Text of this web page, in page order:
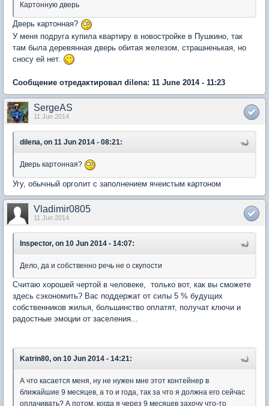
Картонную дверь
Дверь картонная?
У меня подруга купила квартиру в новостройке в Пушкино, так
там была деревянная дверь обитая железом, страшненькая, но
сносу ей нет.
Сообщение отредактировал dilena: 11 June 2014 - 11:23
SergeAS
11 Jun 2014
dilena, on 11 Jun 2014 - 08:21:
Дверь картонная?
Угу, обычный орголит с заполнением ячеистым картоном
Vladimir0805
11 Jun 2014
Inspector, on 10 Jun 2014 - 14:07:
Дело, да и собственно речь не о скупости
Считаю хорошей чертой в человеке, только вот, как вы сможете
здесь сэкономить? Вас поддержат от силы 5 % будущих
собственников жилья, большинство оплатят, получат ключи и
радостные эмоции от заселения...
Katrin80, on 10 Jun 2014 - 14:21:
А что касается меня, ну не нужен мне этот контейнер в
ближайшие 9 месяцев, а то и года, так за что я должна его сейчас
оплачивать? А потом, когда я через 9 месяцев захочу что-то